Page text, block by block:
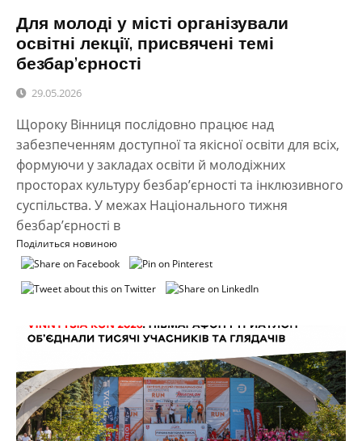
Для молоді у місті організували
освітні лекції, присвячені темі
безбар’єрності
29.05.2026
Щороку Вінниця послідовно працює над
забезпеченням доступної та якісної освіти для всіх,
формуючи у закладах освіти й молодіжних
просторах культуру безбар’єрності та інклюзивного
суспільства. У межах Національного тижня
безбар’єрності в
Поділиться новиною